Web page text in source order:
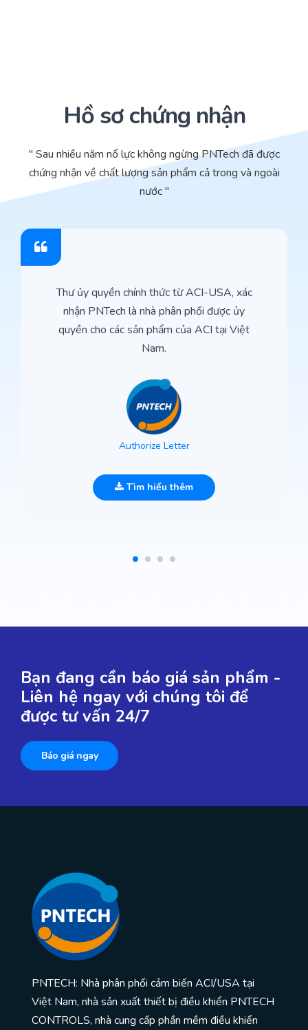
Hồ sơ chứng nhận
" Sau nhiều năm nổ lực không ngừng PNTech đã được
chứng nhận về chất lượng sản phẩm cả trong và ngoài
nước "
Thư ủy quyền chính thức từ ACI-USA, xác
nhận PNTech là nhà phân phối được ủy
quyền cho các sản phẩm của ACI tại Việt
Nam.
Authorize Letter
Tìm hiểu thêm
Bạn đang cần báo giá sản phẩm -
Liên hệ ngay với chúng tôi để
được tư vấn 24/7
Báo giá ngay
PNTECH: Nhà phân phối cảm biến ACI/USA tại
Việt Nam, nhà sản xuất thiết bị điều khiển PNTECH
CONTROLS, nhà cung cấp phần mềm điều khiển